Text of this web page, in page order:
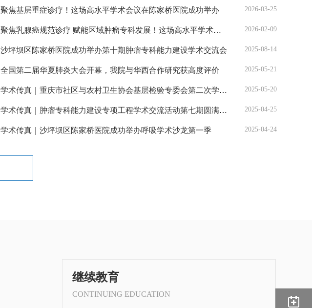
聚焦基层重症诊疗！这场高水平学术会议在陈家桥医院成功举办 2026-03-25
聚焦乳腺癌规范诊疗 赋能区域肿瘤专科发展！这场高水平学术交流活动圆满举办 2026-02-09
沙坪坝区陈家桥医院成功举办第十期肿瘤专科能力建设学术交流会 2025-08-14
全国第二届华夏肺炎大会开幕，我院与华西合作研究获高度评价 2025-05-21
学术传真｜重庆市社区与农村卫生协会基层检验专委会第二次学术交流会议召开 2025-05-20
学术传真｜肿瘤专科能力建设专项工程学术交流活动第七期圆满落幕 2025-04-25
学术传真｜沙坪坝区陈家桥医院成功举办呼吸学术沙龙第一季 2025-04-24
继续教育
CONTINUING EDUCATION